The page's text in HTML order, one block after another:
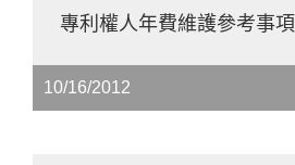
專利權人年費維護參考事項
10/16/2012